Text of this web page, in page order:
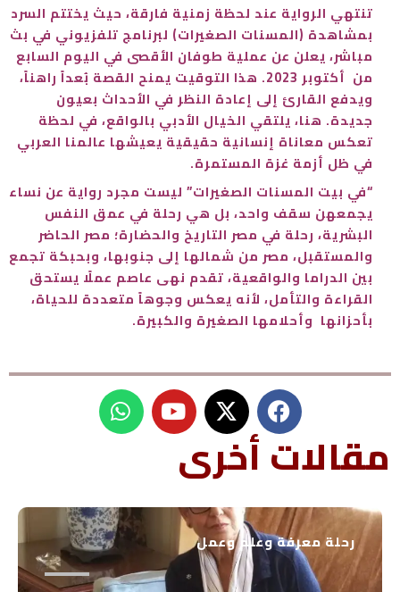
تنتهي الرواية عند لحظة زمنية فارقة، حيث يختتم السرد
بمشاهدة (المسنات الصغيرات) لبرنامج تلفزيوني في بث
مباشر، يعلن عن عملية طوفان الأقصى في اليوم السابع
من أكتوبر 2023. هذا التوقيت يمنح القصة بُعداً راهناً،
ويدفع القارئ إلى إعادة النظر في الأحداث بعيون
جديدة. هنا، يلتقي الخيال الأدبي بالواقع، في لحظة
تعكس معاناة إنسانية حقيقية يعيشها عالمنا العربي
في ظل أزمة غزة المستمرة.
“في بيت المسنات الصغيرات” ليست مجرد رواية عن نساء
يجمعهن سقف واحد، بل هي رحلة في عمق النفس
البشرية، رحلة في مصر التاريخ والحضارة؛ مصر الحاضر
والمستقبل، مصر من شمالها إلى جنوبها، وبحبكة تجمع
بين الدراما والواقعية، تقدم نهى عاصم عملًا يستحق
القراءة والتأمل، لأنه يعكس وجوهاً متعددة للحياة،
بأحزانها وأحلامها الصغيرة والكبيرة.
u
t
b
e
W
h
a
t
a
p
p
مقالات أخرى
رحلة معرفة وعلم وعمل